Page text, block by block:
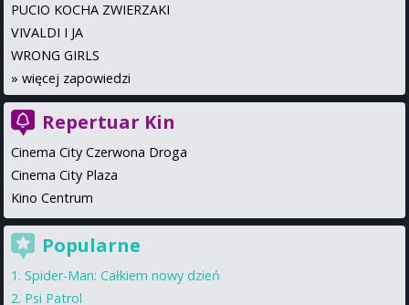
PUCIO KOCHA ZWIERZAKI
VIVALDI I JA
WRONG GIRLS
» więcej zapowiedzi
Repertuar Kin
Cinema City Czerwona Droga
Cinema City Plaza
Kino Centrum
Popularne
Spider-Man: Całkiem nowy dzień
Psi Patrol